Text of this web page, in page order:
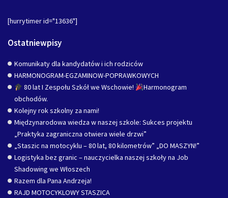
[hurrytimer id="13636"]
Ostatniewpisy
Komunikaty dla kandydatów i ich rodziców
HARMONOGRAM-EGZAMINOW-POPRAWKOWYCH
80 lat I Zespołu Szkół we Wschowie!
Harmonogram
obchodów.
Kolejny rok szkolny za nami!
Międzynarodowa wiedza w naszej szkole: Sukces projektu
„Praktyka zagraniczna otwiera wiele drzwi”
„Staszic na motocyklu – 80 lat, 80 kilometrów” „DO MASZYN!”
Logistyka bez granic – nauczycielka naszej szkoły na Job
Shadowing we Włoszech
Razem dla Pana Andrzeja!
RAJD MOTOCYKLOWY STASZICA